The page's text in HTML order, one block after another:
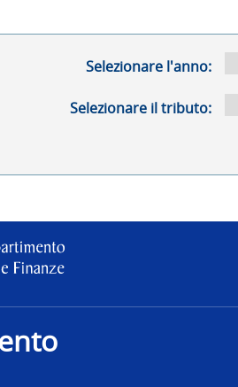
Selezionare l'anno:
Selezionare il tributo:
delle Finanze